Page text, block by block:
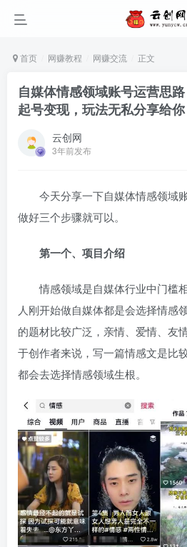
首页 网赚教程 网赚交流 正文
自媒体情感领域账号运营思
起号变现，玩法无私分享给你
云创网
3年前发布
今天分享一下自媒体情感领域
做好三个步骤就可以。
第一个、项目介绍
情感领域是自媒体行业中门槛
人刚开始做自媒体都是会选择情感
的题材比较广泛，亲情、爱情、友
于创作者来说，写一篇情感文是比
都会去选择情感领域生根。